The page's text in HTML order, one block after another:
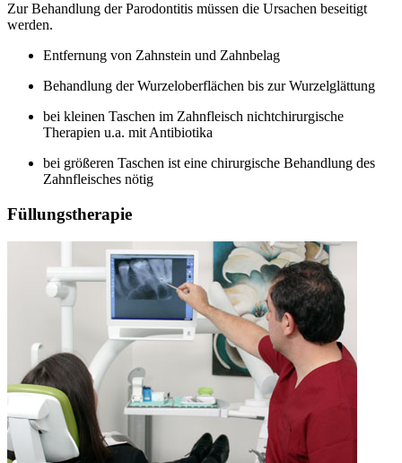
Zur Behandlung der Parodontitis müssen die Ursachen beseitigt
werden.
Entfernung von Zahnstein und Zahnbelag
Behandlung der Wurzeloberflächen bis zur Wurzelglättung
bei kleinen Taschen im Zahnfleisch nichtchirurgische
Therapien u.a. mit Antibiotika
bei größeren Taschen ist eine chirurgische Behandlung des
Zahnfleisches nötig
Füllungstherapie